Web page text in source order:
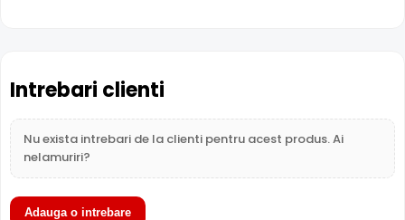
Intrebari clienti
Nu exista intrebari de la clienti pentru acest produs. Ai
nelamuriri?
Adauga o intrebare